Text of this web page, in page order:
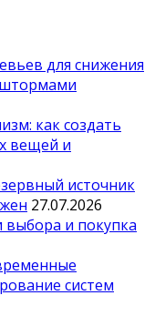
для снижения
штормами
как создать
вещей и
источник
27.07.2026
выбора и покупка
систем